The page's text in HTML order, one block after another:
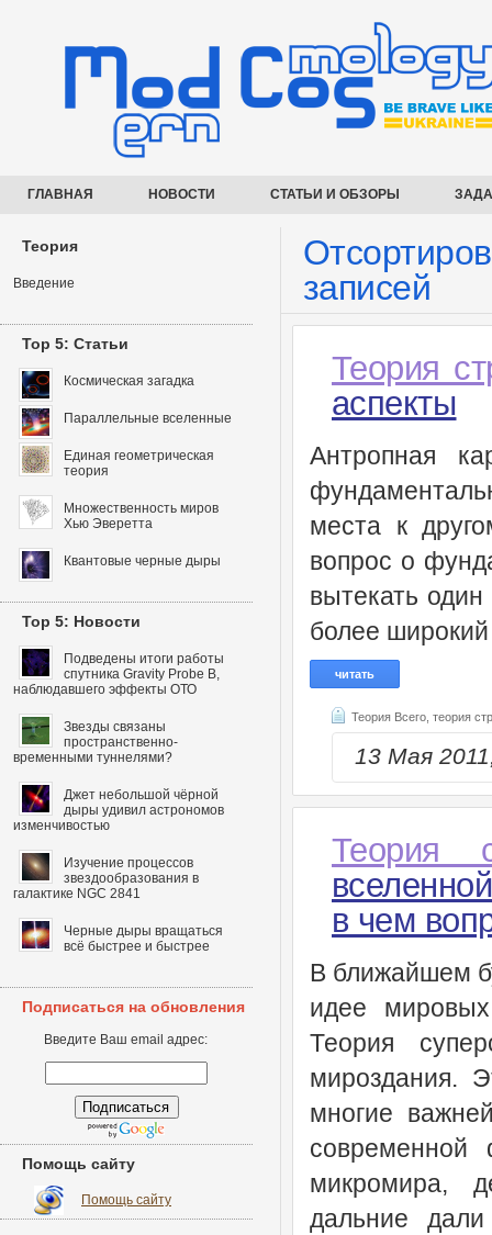
ГЛАВНАЯ НОВОСТИ СТАТЬИ И ОБЗОРЫ
записей
Теория
аспекты
Антропная
места к
вопрос о
вытекать
более
читать
Теория Всего, теория
13 Мая
Теория
в чем
В ближайшем
идее
Теория
мироздания.
многие
микромира,
дальние
Теория
Введение
Top 5: Статьи
Космическая загадка
Параллельные вселенные
Единая геометрическая
теория
Множественность миров
Хью Эверетта
Квантовые черные дыры
Top 5: Новости
Подведены итоги работы
спутника Gravity Probe B,
наблюдавшего эффекты ОТО
Звезды связаны
пространственно-
временными туннелями?
Джет небольшой чёрной
дыры удивил астрономов
изменчивостью
Изучение процессов
звездообразования в
галактике NGC 2841
Черные дыры вращаться
всё быстрее и быстрее
Подписаться на обновления
Введите Ваш email адрес:
Помощь сайту
Помощь сайту